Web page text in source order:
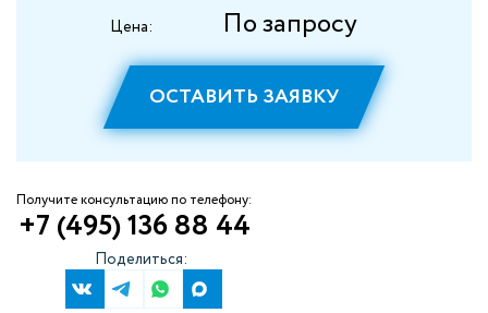
Цена: По запросу
ОСТАВИТЬ ЗАЯВКУ
Получите консультацию по телефону:
+7 (495) 136 88 44
Поделиться: